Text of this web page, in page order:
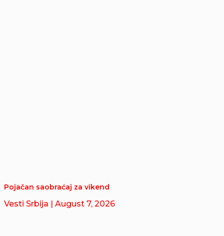
Pojačan saobraćaj za vikend
Vesti Srbija | August 7, 2026